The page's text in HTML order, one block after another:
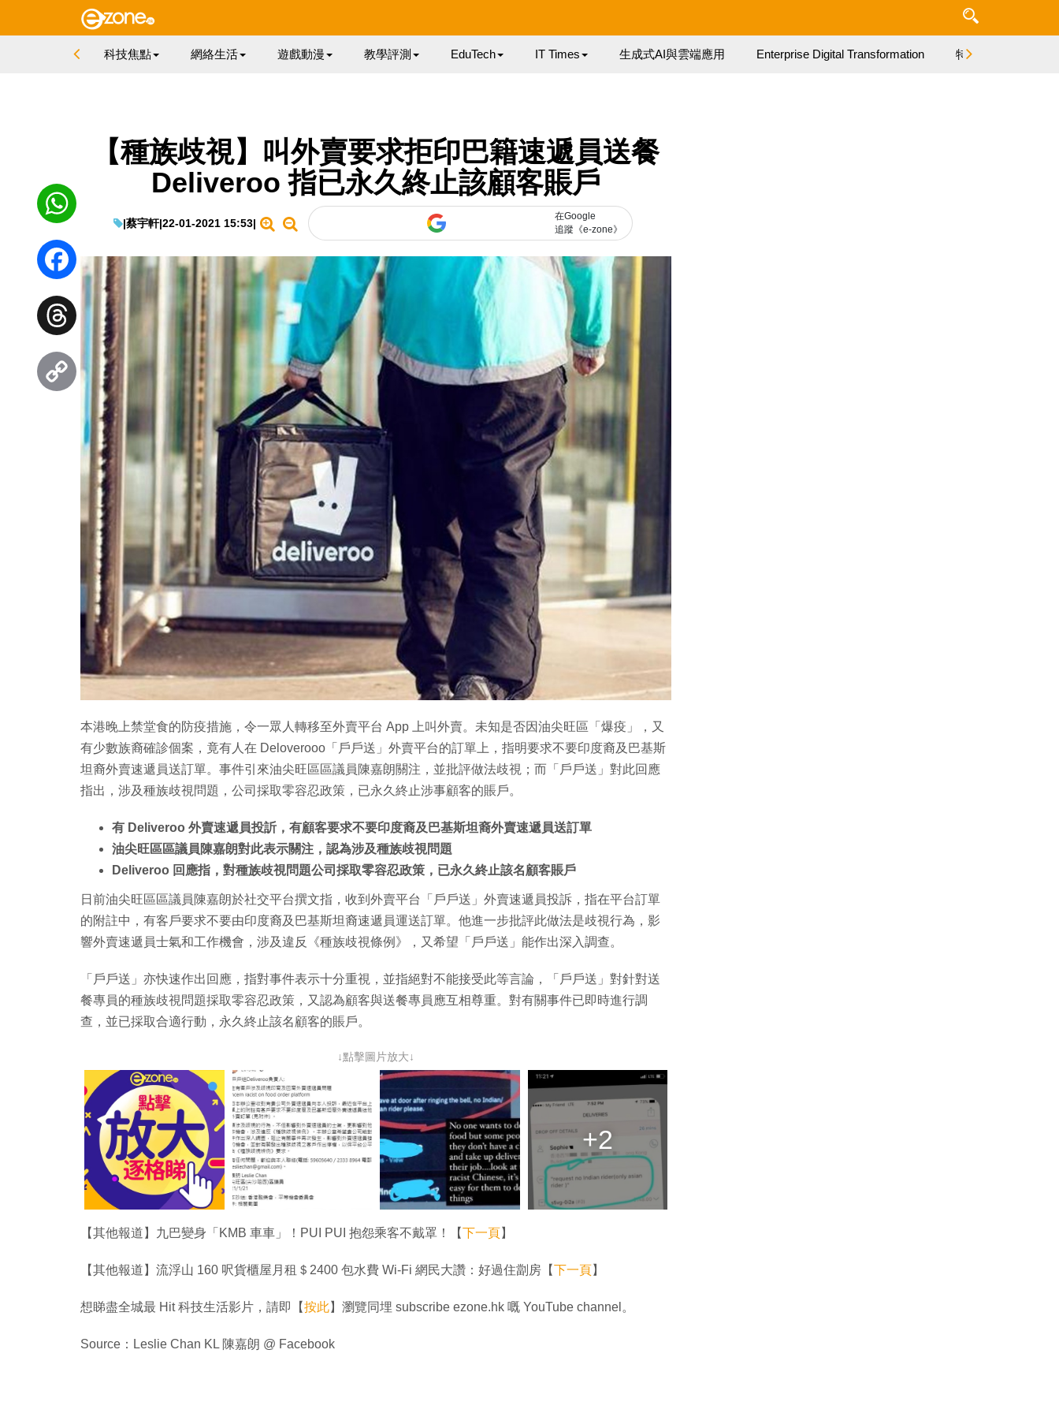
科技焦點 網絡生活 遊戲動漫 教學評測 EduTech IT Times 生成式AI與雲端應用 Enterprise Digital Transformation 特集
【種族歧視】叫外賣要求拒印巴籍速遞員送餐
Deliveroo 指已永久終止該顧客賬戶
|蔡宇軒|22-01-2021 15:53|
在Google
追蹤《e-zone》
本港晚上禁堂食的防疫措施，令一眾人轉移至外賣平台 App 上叫外賣。未知是否因油尖旺區「爆疫」，又
有少數族裔確診個案，竟有人在 Deloverooo「戶戶送」外賣平台的訂單上，指明要求不要印度裔及巴基斯
坦裔外賣速遞員送訂單。事件引來油尖旺區區議員陳嘉朗關注，並批評做法歧視；而「戶戶送」對此回應
指出，涉及種族歧視問題，公司採取零容忍政策，已永久終止涉事顧客的賬戶。
有 Deliveroo 外賣速遞員投訢，有顧客要求不要印度裔及巴基斯坦裔外賣速遞員送訂單
油尖旺區區議員陳嘉朗對此表示關注，認為涉及種族歧視問題
Deliveroo 回應指，對種族歧視問題公司採取零容忍政策，已永久終止該名顧客賬戶
日前油尖旺區區議員陳嘉朗於社交平台撰文指，收到外賣平台「戶戶送」外賣速遞員投訴，指在平台訂單
的附註中，有客戶要求不要由印度裔及巴基斯坦裔速遞員運送訂單。他進一步批評此做法是歧視行為，影
響外賣速遞員士氣和工作機會，涉及違反《種族歧視條例》，又希望「戶戶送」能作出深入調查。
「戶戶送」亦快速作出回應，指對事件表示十分重視，並指絕對不能接受此等言論，「戶戶送」對針對送
餐專員的種族歧視問題採取零容忍政策，又認為顧客與送餐專員應互相尊重。對有關事件已即時進行調
查，並已採取合適行動，永久終止該名顧客的賬戶。
↓點擊圖片放大↓
+2
【其他報道】九巴變身「KMB 車車」！PUI PUI 抱怨乘客不戴罩！【下一頁】
【其他報道】流浮山 160 呎貨櫃屋月租＄2400 包水費 Wi-Fi 網民大讚：好過住劏房【下一頁】
想睇盡全城最 Hit 科技生活影片，請即【按此】瀏覽同埋 subscribe ezone.hk 嘅 YouTube channel。
Source：Leslie Chan KL 陳嘉朗 @ Facebook
WhatsApp
Facebook
Threads
Link